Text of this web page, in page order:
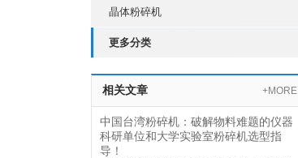
晶体粉碎机
更多分类
相关文章 +MORE
中国台湾粉碎机：破解物料难题的仪器
科研单位和大学实验室粉碎机选型指
导！